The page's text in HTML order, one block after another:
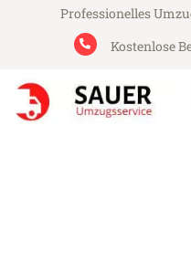
Professionelles
Kostenlose